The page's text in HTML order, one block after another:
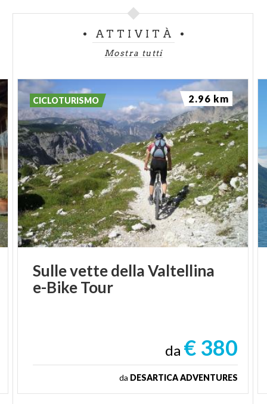
ATTIVITÀ
Mostra tutti
SullevettedellaValtellina
e-BikeTour
da € 380
da DESARTICA ADVENTURES
CICLOTURISMO 2.96 km